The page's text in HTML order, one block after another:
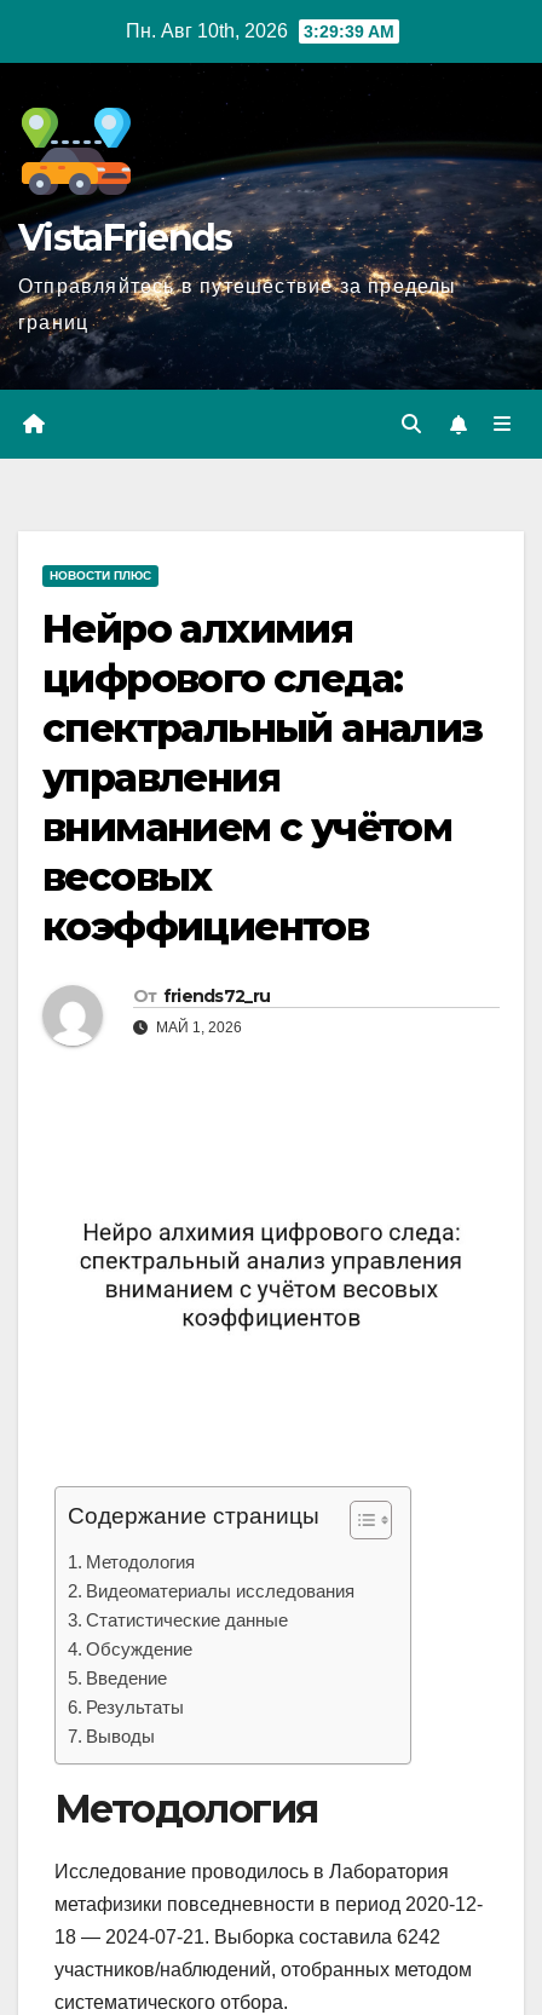
Пн. Авг 10th, 2026 3:29:40 AM
VistaFriends
Отправляйтесь в путешествие за пределы
границ
НОВОСТИ ПЛЮС
Нейро алхимия
цифрового следа:
спектральный анализ
управления
вниманием с учётом
весовых
коэффициентов
От friends72_ru
МАЙ 1, 2026
Содержание страницы
Методология
Видеоматериалы исследования
Статистические данные
Обсуждение
Введение
Результаты
Выводы
Методология
Исследование проводилось в Лаборатория
метафизики повседневности в период 2020-12-
18 — 2024-07-21. Выборка составила 6242
участников/наблюдений, отобранных методом
систематического отбора.